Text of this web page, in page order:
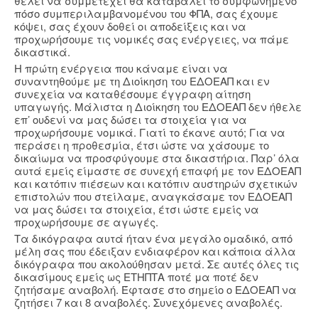
πόσο συμπεριλαμβανομένου του ΦΠΑ, σας έχουμε
κόψει, σας έχουν δοθεί οι αποδείξεις και να
προχωρήσουμε τις νομικές σας ενέργειες, να πάμε
δικαστικά.
Η πρώτη ενέργεια που κάναμε είναι να
συναντηθούμε με τη Διοίκηση του ΕΔΟΕΑΠ και εν
συνεχεία να καταθέσουμε έγγραφη αίτηση
υπαγωγής. Μάλιστα η Διοίκηση του ΕΔΟΕΑΠ δεν ήθελε
επ’ ουδενί να μας δώσει τα στοιχεία για να
προχωρήσουμε νομικά. Γιατί το έκανε αυτό; Για να
περάσει η προθεσμία, έτσι ώστε να χάσουμε το
δικαίωμα να προσφύγουμε στα δικαστήρια. Παρ’ όλα
αυτά εμείς είμαστε σε συνεχή επαφή με τον ΕΔΟΕΑΠ
και κατόπιν πιέσεων και κατόπιν αυστηρών σχετικών
επιστολών που στείλαμε, αναγκάσαμε τον ΕΔΟΕΑΠ
να μας δώσει τα στοιχεία, έτσι ώστε εμείς να
προχωρήσουμε σε αγωγές.
Τα δικόγραφα αυτά ήταν ένα μεγάλο ομαδικό, από
μέλη σας που έδειξαν ενδιαφέρον και κάποια άλλα
δικόγραφα που ακολούθησαν μετά. Σε αυτές όλες τις
δικασίμους εμείς ως ΕΤΗΠΤΑ ποτέ μα ποτέ δεν
ζητήσαμε αναβολή. Έφτασε στο σημείο ο ΕΔΟΕΑΠ να
ζητήσει 7 και 8 αναβολές. Συνεχόμενες αναβολές.